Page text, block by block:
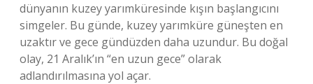
dünyanın kuzey yarımküresinde kışın başlangıcını
simgeler. Bu günde, kuzey yarımküre güneşten en
uzaktır ve gece gündüzden daha uzundur. Bu doğal
olay, 21 Aralık’ın “en uzun gece” olarak
adlandırılmasına yol açar.